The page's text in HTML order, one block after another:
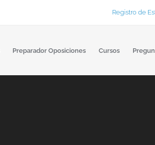
Registro de
Preparador Oposiciones Cursos